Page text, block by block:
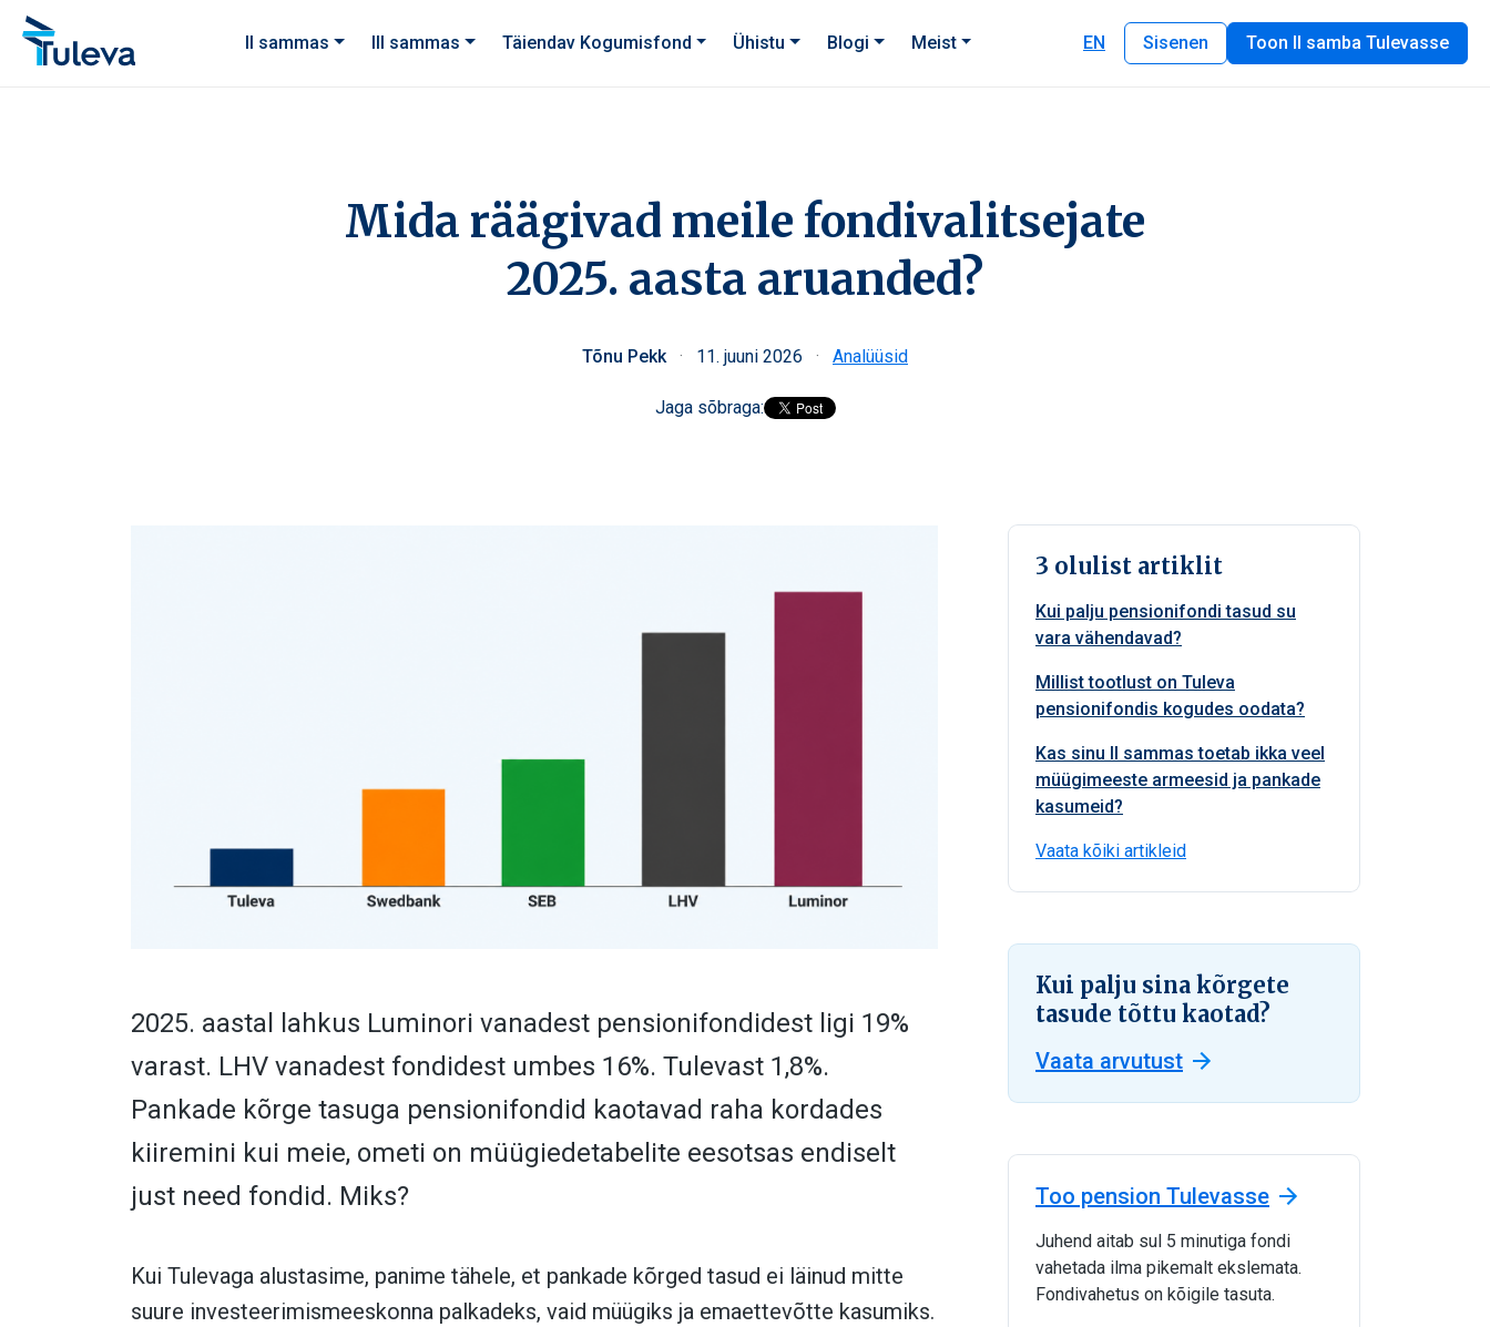
Liigu edasi sisu juurde
II sammas
III sammas Täiendav Kogumisfond Ühistu Blogi Meist EN Sisenen Toon II samba Tulevasse
Mida räägivad meile fondivalitsejate
2025. aasta aruanded?
Tõnu Pekk · 11. juuni 2026 · Analüüsid
Jaga sõbraga:
2025. aastal lahkus Luminori vanadest pensionifondidest ligi 19%
varast. LHV vanadest fondidest umbes 16%. Tulevast 1,8%.
Pankade kõrge tasuga pensionifondid kaotavad raha kordades
kiiremini kui meie, ometi on müügiedetabelite eesotsas endiselt
just need fondid. Miks?
Kui Tulevaga alustasime, panime tähele, et pankade kõrged tasud ei läinud mitte
suure investeerimismeeskonna palkadeks, vaid müügiks ja emaettevõtte kasumiks.
3 olulist artiklit
Kui palju pensionifondi tasud su
vara vähendavad?
Millist tootlust on Tuleva
pensionifondis kogudes oodata?
Kas sinu II sammas toetab ikka veel
müügimeeste armeesid ja pankade
kasumeid?
Vaata kõiki artikleid
Kui palju sina kõrgete
tasude tõttu kaotad?
Vaata arvutust
Too pension Tulevasse
Juhend aitab sul 5 minutiga fondi
vahetada ilma pikemalt ekslemata.
Fondivahetus on kõigile tasuta.